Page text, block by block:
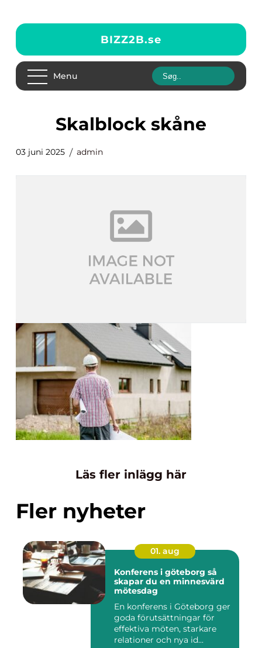
BIZZ2B.se
Menu
skalblock skåne
03 juni 2025 admin
Läs fler inlägg här
Fler nyheter
01. aug
Konferens i göteborg så
skapar du en minnesvärd
mötesdag
En konferens i Göteborg ger
goda förutsättningar för
effektiva möten, starkare
relationer och nya id...